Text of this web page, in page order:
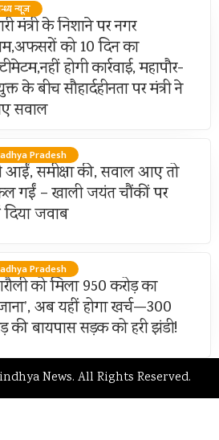
न्यूज़
मंत्री के निशाने पर नगर
को 10 दिन का
होगी कार्रवाई, महापौर-
के बीच सौहार्दहीनता पर मंत्री ने
सवाल
Pradesh
आईं, समीक्षा की, सवाल आए तो
गईं – खाली जयंत चौंकीं पर
दिया जवाब
Pradesh
को मिला 950 करोड़ का
अब यहीं होगा खर्च—300
की बायपास सड़क को हरी झंडी!
News. All Rights Reserved.